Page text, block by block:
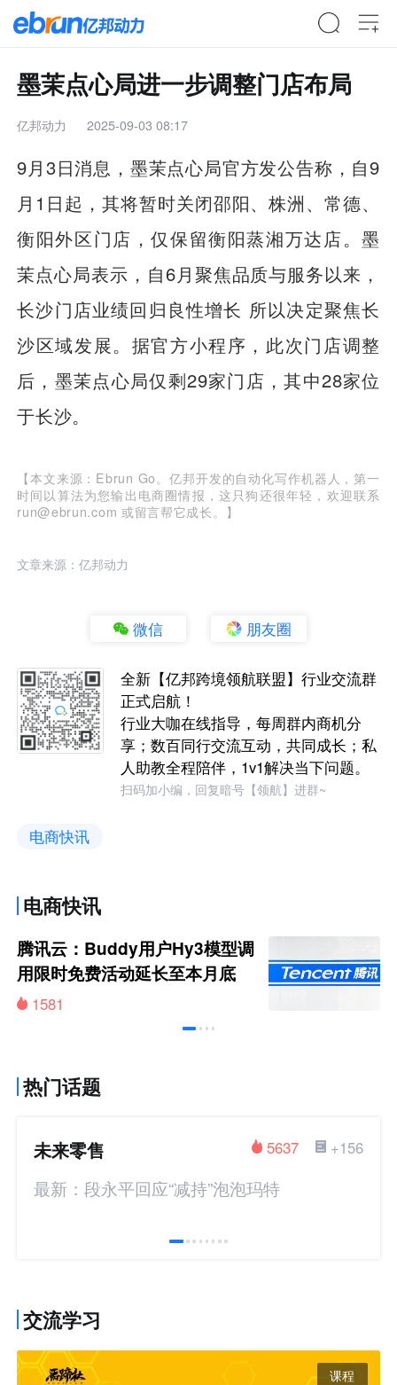
墨茉点心局进一步调整门店布局
亿邦动力 2025-09-03 08:17
9月3日消息，墨茉点心局官方发公告称，自9
月1日起，其将暂时关闭邵阳、株洲、常德、
衡阳外区门店，仅保留衡阳蒸湘万达店。墨
茉点心局表示，自6月聚焦品质与服务以来，
长沙门店业绩回归良性增长 所以决定聚焦长
沙区域发展。据官方小程序，此次门店调整
后，墨茉点心局仅剩29家门店，其中28家位
于长沙。
【本文来源：Ebrun Go。亿邦开发的自动化写作机器人，第一
时间以算法为您输出电商圈情报，这只狗还很年轻，欢迎联系
run@ebrun.com 或留言帮它成长。】
文章来源：亿邦动力
微信 朋友圈
全新【亿邦跨境领航联盟】行业交流群
正式启航！
行业大咖在线指导，每周群内商机分
享；数百同行交流互动，共同成长；私
人助教全程陪伴，1v1解决当下问题。
扫码加小编，回复暗号【领航】进群~
电商快讯
电商快讯
腾讯云：Buddy用户Hy3模型调
用限时免费活动延长至本月底
1581
热门话题
未来零售 +156
5637
最新：段永平回应“减持”泡泡玛特
交流学习
课程